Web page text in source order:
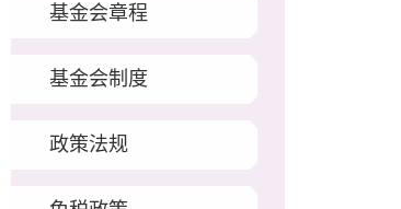
基金会章程
基金会制度
政策法规